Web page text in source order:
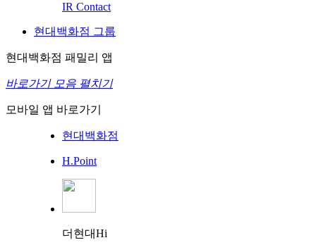
IR Contact
현대백화점 그룹
현대백화점 패밀리 앱
바로가기 모음 펼치기
모바일 앱 바로가기
현대백화점
H.Point
더현대Hi